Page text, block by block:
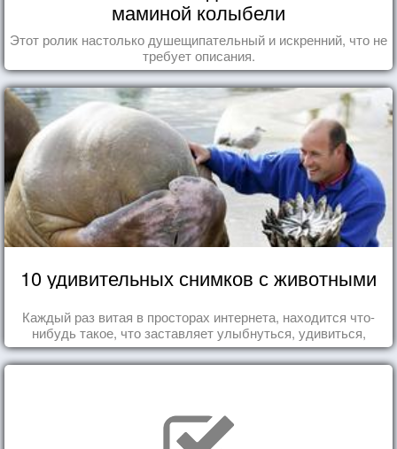
маминой колыбели
Этот ролик настолько душещипательный и искренний, что не
требует описания.
10 удивительных снимков с животными
Каждый раз витая в просторах интернета, находится что-
нибудь такое, что заставляет улыбнуться, удивиться,
восхититься...